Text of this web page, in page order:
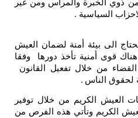
ذوي الخبرة والمراس ومن غير
السياسية .
الى بيئة أمنة لضمان العيش
قوى أمنية تأخذ دورها وفقا
القضاء من خلال تفعيل القانون
لحقوق الناس .
العيش الكريم من خلال توفير
الكريم وتأتي هذه الفرص من